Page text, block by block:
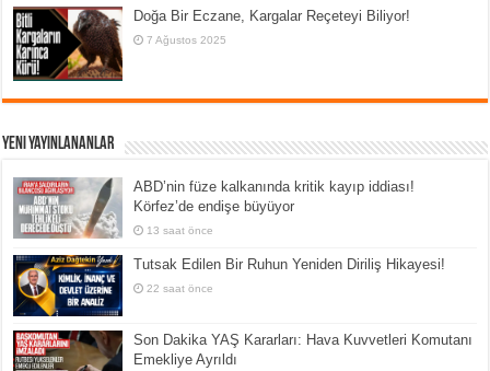
Doğa Bir Eczane, Kargalar Reçeteyi Biliyor!
7 Ağustos 2025
Yeni Yayınlananlar
ABD’nin füze kalkanında kritik kayıp iddiası!
Körfez’de endişe büyüyor
13 saat önce
Tutsak Edilen Bir Ruhun Yeniden Diriliş Hikayesi!
22 saat önce
Son Dakika YAŞ Kararları: Hava Kuvvetleri Komutanı
Emekliye Ayrıldı